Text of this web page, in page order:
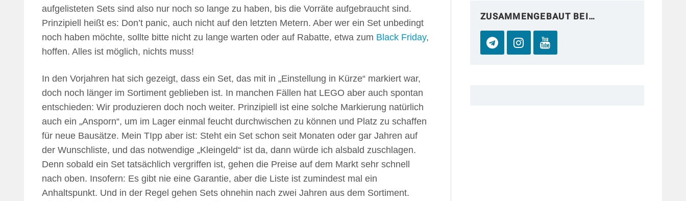
aufgelisteten Sets sind also nur noch so lange zu haben, bis die Vorräte aufgebraucht sind.
Prinzipiell heißt es: Don’t panic, auch nicht auf den letzten Metern. Aber wer ein Set unbedingt
noch haben möchte, sollte bitte nicht zu lange warten oder auf Rabatte, etwa zum Black Friday,
hoffen. Alles ist möglich, nichts muss!
In den Vorjahren hat sich gezeigt, dass ein Set, das mit in „Einstellung in Kürze“ markiert war,
doch noch länger im Sortiment geblieben ist. In manchen Fällen hat LEGO aber auch spontan
entschieden: Wir produzieren doch noch weiter. Prinzipiell ist eine solche Markierung natürlich
auch ein „Ansporn“, um im Lager einmal feucht durchwischen zu können und Platz zu schaffen
für neue Bausätze. Mein TIpp aber ist: Steht ein Set schon seit Monaten oder gar Jahren auf
der Wunschliste, und das notwendige „Kleingeld“ ist da, dann würde ich alsbald zuschlagen.
Denn sobald ein Set tatsächlich vergriffen ist, gehen die Preise auf dem Markt sehr schnell
nach oben. Insofern: Es gibt nie eine Garantie, aber die Liste ist zumindest mal ein
Anhaltspunkt. Und in der Regel gehen Sets ohnehin nach zwei Jahren aus dem Sortiment.
ZUSAMMENGEBAUT BEI…